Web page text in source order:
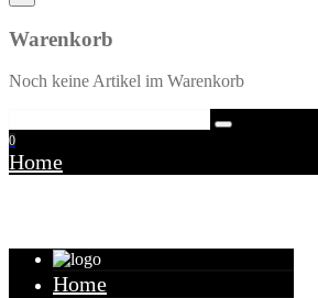
Warenkorb
Noch keine Artikel im Warenkorb
0
Home
Home